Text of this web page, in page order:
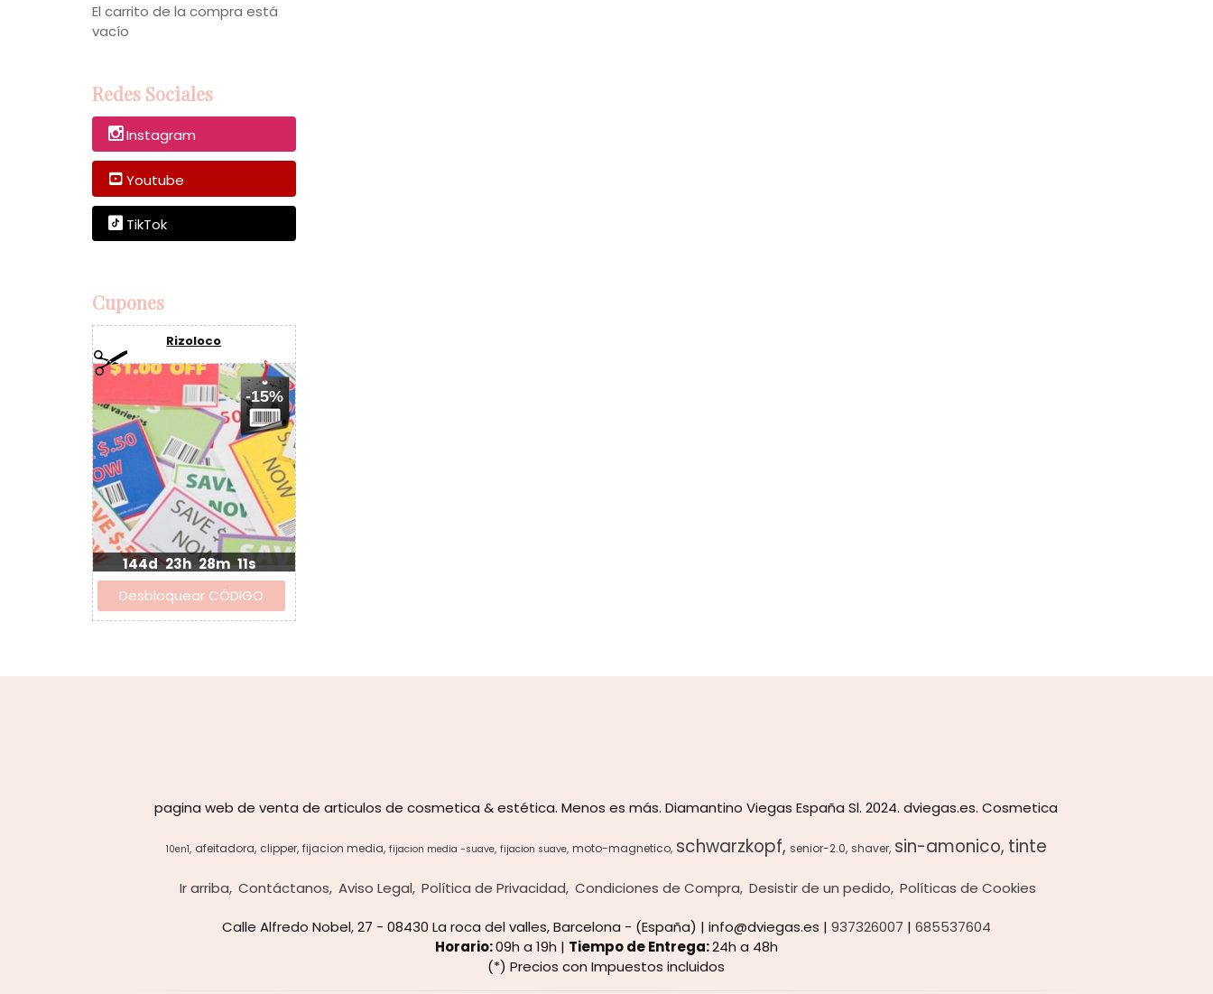
El carrito de la compra está
vacío
Redes Sociales
Instagram
Youtube
TikTok
Cupones
Rizoloco
-15%
144d 23h 28m 10s
pagina web de venta de articulos de cosmetica & estética. Menos es más. Diamantino Viegas España Sl. 2024. dviegas.es. Cosmetica
10en1 afeitadora clipper fijacion media fijacion media -suave fijacion suave moto-magnetico schwarzkopf senior-2.0 shaver sin-amonico tinte
Ir arriba Contáctanos Aviso Legal Política de Privacidad Condiciones de Compra Desistir de un pedido Políticas de Cookies
Calle Alfredo Nobel, 27 - 08430 La roca del valles, Barcelona - (España) | info@dviegas.es | 937326007 | 685537604
Horario:09h a 19h | Tiempo de Entrega:24h a 48h
(*) Precios con Impuestos incluidos